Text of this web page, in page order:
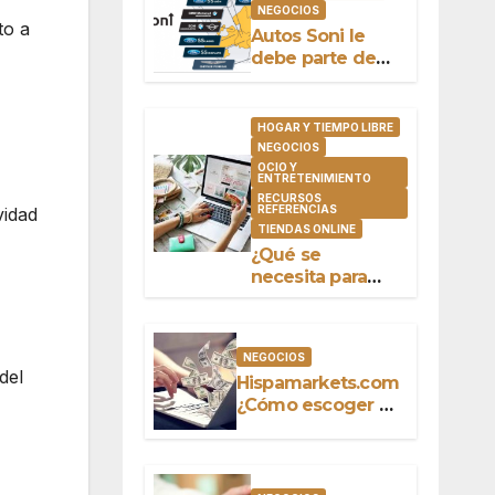
a
NEGOCIOS
Autos Soni le
debe parte de
su éxito a
Barrón
HOGAR Y TIEMPO LIBRE
NEGOCIOS
OCIO Y
ENTRETENIMIENTO
RECURSOS
REFERENCIAS
TIENDAS ONLINE
¿Qué se
necesita para
NEGOCIOS
Hispamarkets.com
¿Cómo escoger el
mejor bróker?